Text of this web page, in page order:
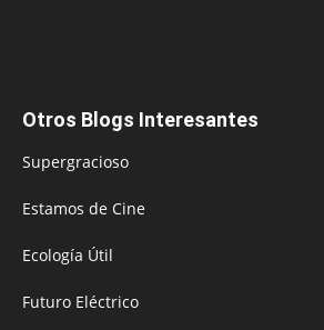
Otros Blogs Interesantes
Supergracioso
Estamos de Cine
Ecología Útil
Futuro Eléctrico